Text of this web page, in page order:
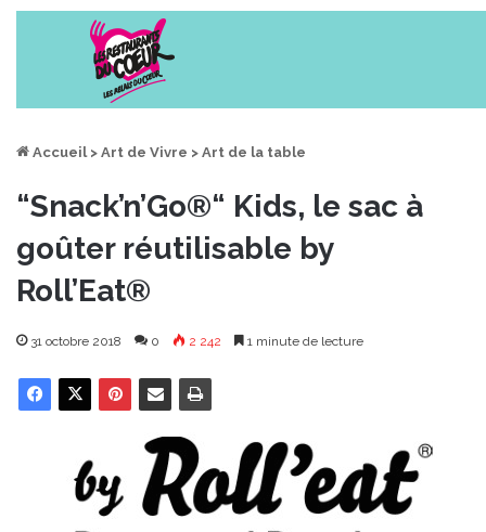
Accueil > Art de Vivre > Art de la table
“Snack’n’Go®“ Kids, le sac à
goûter réutilisable by
Roll’Eat®
31 octobre 2018 0 2 242 1 minute de lecture